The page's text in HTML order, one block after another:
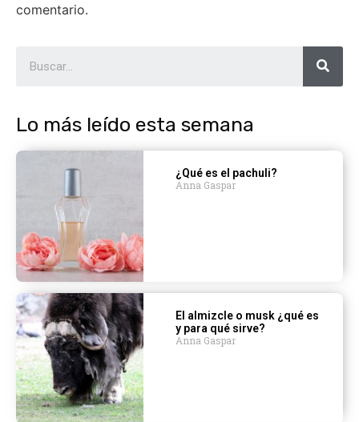
comentario.
Lo más leído esta semana
¿Qué es el pachuli?
Anna Gaspar
El almizcle o musk ¿qué es
y para qué sirve?
Anna Gaspar